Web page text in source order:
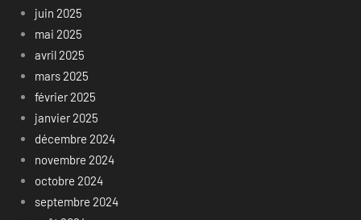
juin 2025
mai 2025
avril 2025
mars 2025
février 2025
janvier 2025
décembre 2024
novembre 2024
octobre 2024
septembre 2024